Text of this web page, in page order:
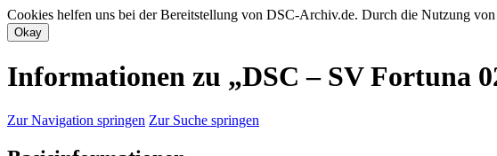
Cookies helfen uns bei der Bereitstellung von DSC-Archiv.de. Durch die Nutzung
Informationen zu „DSC – SV Fortuna
Zur Navigation springen Zur Suche springen